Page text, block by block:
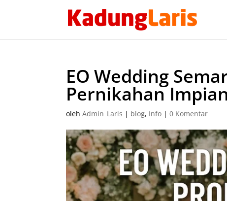
EO Wedding
Pernikahan
olehAdmin_Laris | blog, Info |0 Komentar